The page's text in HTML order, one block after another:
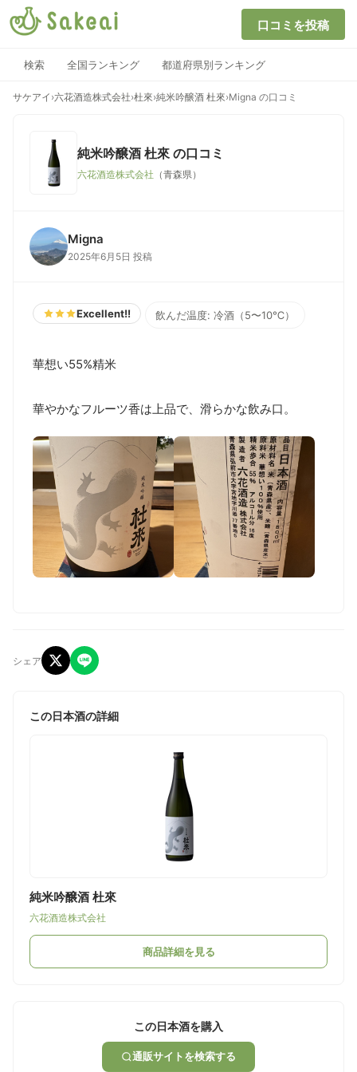
口コミを投稿
検索 全国ランキング 都道府県別ランキング
サケアイ ›六花酒造株式会社›杜來›純米吟醸酒 杜來›Migna の口コミ
純米吟醸酒 杜來 の口コミ
六花酒造株式会社 （青森県）
Migna
2025年6月5日 投稿
Excellent!! 飲んだ温度: 冷酒（5〜10℃）
華想い55%精米
華やかなフルーツ香は上品で、滑らかな飲み口。
シェア
この日本酒の詳細
純米吟醸酒 杜來
六花酒造株式会社
商品詳細を見る
この日本酒を購入
通販サイトを検索する